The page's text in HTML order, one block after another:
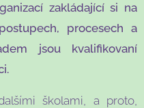
zakládající si na
procesech a
jsou kvalifikovaní
školami, a proto,